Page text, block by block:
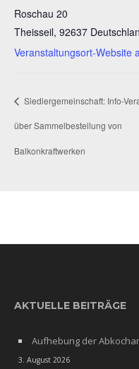
Roschau 20
Theisseil, 92637
Veranstaltungsort-Website
Siedlergemeinschaft: Info-
über Sammelbestellung von
Balkonkraftwerken
AKTUELLE BEITRÄGE
Aufhebung der
3. August 2026